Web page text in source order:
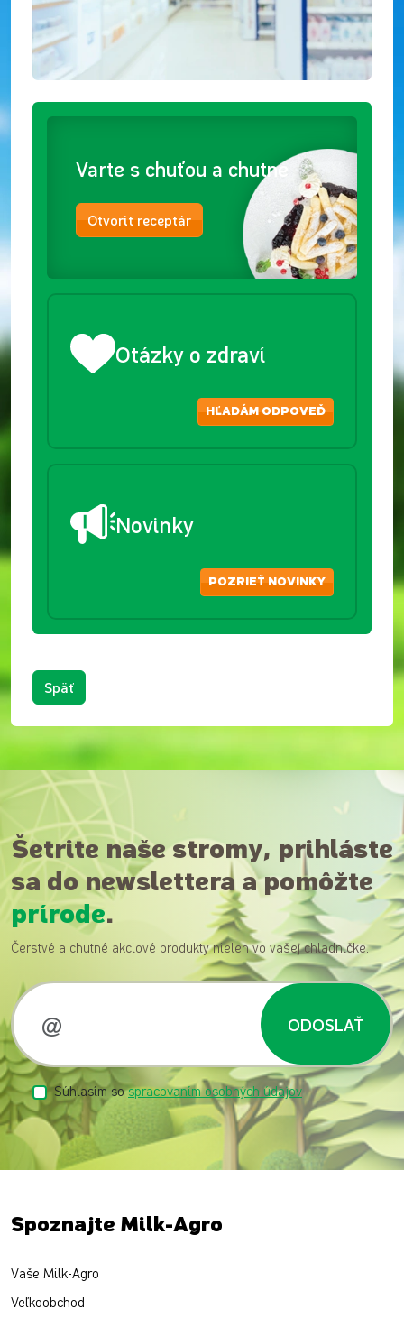
Varte s chuťou a chutne
Otvoriť receptár
Otázky o zdraví
HĽADÁM ODPOVEĎ
Novinky
POZRIEŤ NOVINKY
Späť
Šetrite naše stromy, prihláste
sa do newslettera a pomôžte
prírode.
Čerstvé a chutné akciové produkty nielen vo vašej chladničke.
ODOSLAŤ
Súhlasím sospracovaním osobných údajov
Spoznajte Milk-Agro
Vaše Milk-Agro
Veľkoobchod